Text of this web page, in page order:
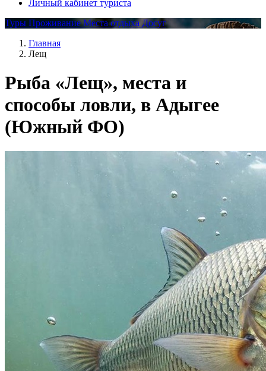
Личный кабинет туриста
Туры ПроживаниеМеста отдыха Досуг
Главная
Лещ
Рыба «Лещ», места и
способы ловли, в Адыгее
(Южный ФО)